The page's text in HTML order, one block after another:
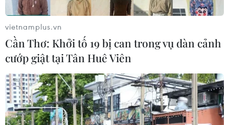
Chứng khoán châu Á hứng chịu đợt
bán tháo mới
28/07/2026 10:41
Chứng khoán Mỹ diễn biến trái chiều
trước tuần lễ quyết định của Fed
28/07/2026 02:13
vietnamplus.vn
Cần Thơ: Khởi tố 19 bị can trong vụ dàn cảnh
cướp giật tại Tân Huê Viên